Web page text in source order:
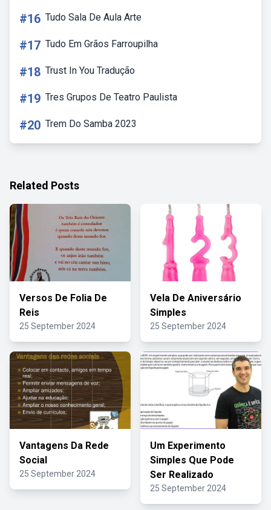
#16 Tudo Sala De Aula Arte
#17 Tudo Em Grãos Farroupilha
#18 Trust In You Tradução
#19 Tres Grupos De Teatro Paulista
#20 Trem Do Samba 2023
Related Posts
Versos De Folia De
Reis
25 September 2024
Vela De Aniversário
Simples
25 September 2024
Vantagens Da Rede
Social
25 September 2024
Um Experimento
Simples Que Pode
Ser Realizado
25 September 2024